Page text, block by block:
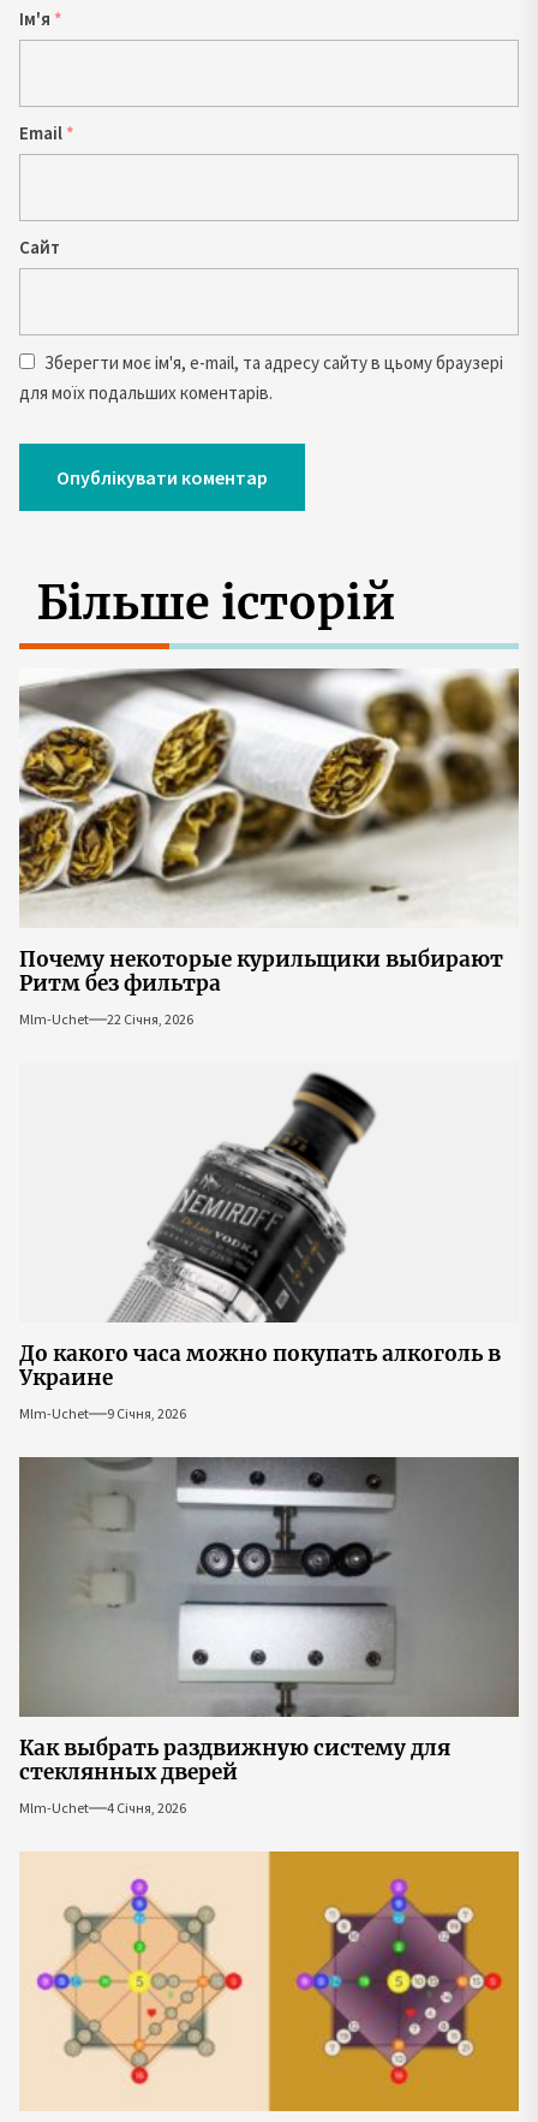
Ім'я *
Email *
Сайт
Зберегти моє ім'я, e-mail, та адресу сайту в цьому браузері
для моїх подальших коментарів.
Більше історій
Почему некоторые курильщики выбирают
Ритм без фильтра
Mlm-Uchet 22 Січня, 2026
До какого часа можно покупать алкоголь в
Украине
Mlm-Uchet 9 Січня, 2026
Как выбрать раздвижную систему для
стеклянных дверей
Mlm-Uchet 4 Січня, 2026